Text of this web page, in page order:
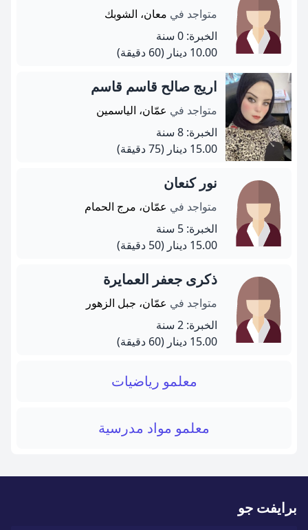
متواجد في معان، الشوبك
الخبرة: 0 سنة
10.00 دينار
(60 دقيقة)
اريج صالح قاسم قاسم
متواجد في عمّان، الياسمين
الخبرة: 8 سنة
15.00 دينار
(75 دقيقة)
نور كنعان
متواجد في عمّان، مرج الحمام
الخبرة: 5 سنة
15.00 دينار
(50 دقيقة)
ذكرى جعفر العمايرة
متواجد في عمّان، جبل الزهور
الخبرة: 2 سنة
15.00 دينار
(60 دقيقة)
معلمو رياضيات
معلمو مواد مدرسية
برايفت جو